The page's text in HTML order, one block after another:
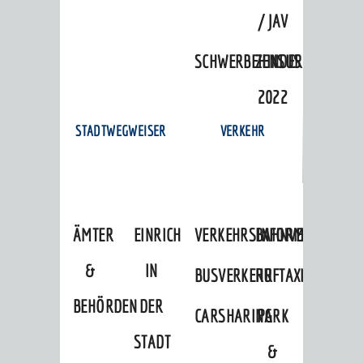
/ JAV
ZENSUS
2022
STADTWEGWEISER
ÄMTER
&
BEHÖRDEN
EINRICHTUNGEN
IN
DER
STADT
VERKEHR
VERKEHRSINFORMATIONEN
BAHNVERKEHR
BUSVERKEHRRUFTAXI
CARSHARINGPARK
&